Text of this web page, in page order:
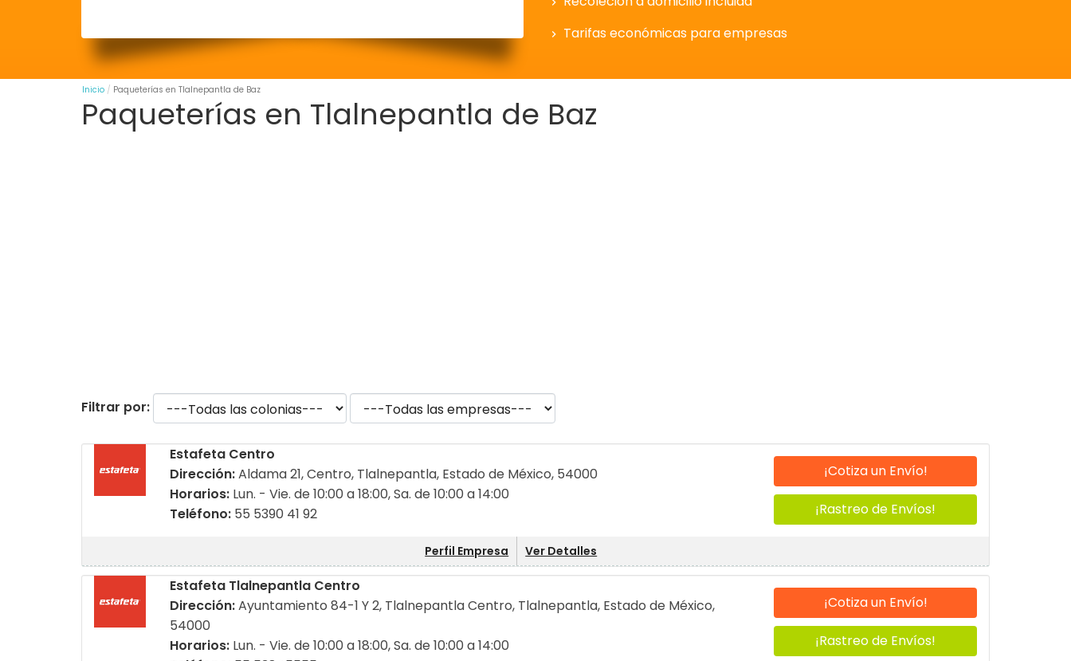
Tarifas económicas para empresas
Inicio Paqueterías en Tlalnepantla de Baz
Paqueterías en Tlalnepantla de Baz
Filtrar por:
Estafeta Centro
Dirección:Aldama 21, Centro, Tlalnepantla, Estado de México, 54000
Horarios: Lun. - Vie. de 10:00 a 18:00, Sa. de 10:00 a 14:00
Teléfono: 55 5390 41 92
¡Cotiza un Envío!
¡Rastreo de Envíos!
Perfil Empresa Ver Detalles
Estafeta Tlalnepantla Centro
Dirección:Ayuntamiento 84-1 Y 2, Tlalnepantla Centro, Tlalnepantla, Estado de México,
54000
Horarios: Lun. - Vie. de 10:00 a 18:00, Sa. de 10:00 a 14:00
¡Cotiza un Envío!
¡Rastreo de Envíos!